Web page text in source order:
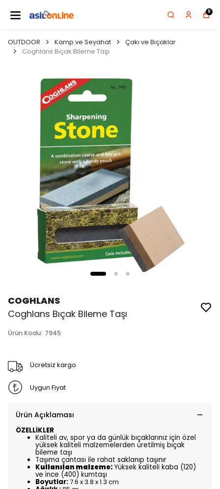
0
OUTDOOR Kamp ve Seyahat
Çakı ve Bıçaklar
Coghlans Bıçak Bileme Taşı
COGHLANS
Coghlans Bıçak Bileme Taşı
Ürün Kodu: 7945
Ücretsiz kargo
Uygun Fiyat
Ürün Açıklaması
ÖZELLİKLER
Kaliteli av, spor ya da günlük bıçaklarınız için özel
yüksek kaliteli malzemelerden üretilmiş bıçak
bileme taşı
Taşıma çantası ile rahat saklanıp taşınır
Kullanılan malzeme: Yüksek kaliteli kaba (120)
ve ince (400) kumtaşı
Boyutlar:7.6 x 3.8 x 1.3 cm